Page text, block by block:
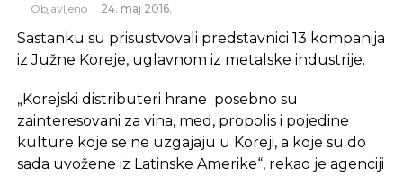
Objavljeno 24. maj 2016.
Sastanku su prisustvovali predstavnici 13 kompanija
iz Južne Koreje, uglavnom iz metalske industrije.
„Korejski distributeri hrane posebno su
zainteresovani za vina, med, propolis i pojedine
kulture koje se ne uzgajaju u Koreji, a koje su do
sada uvožene iz Latinske Amerike“, rekao je agenciji